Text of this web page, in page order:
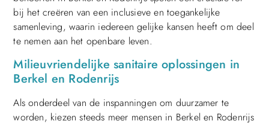
bij het creëren van een inclusieve en toegankelijke
samenleving, waarin iedereen gelijke kansen heeft om deel
te nemen aan het openbare leven.
Milieuvriendelijke sanitaire oplossingen in
Berkel en Rodenrijs
Als onderdeel van de inspanningen om duurzamer te
worden, kiezen steeds meer mensen in Berkel en Rodenrijs